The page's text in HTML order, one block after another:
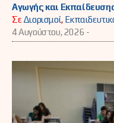
Αγωγής και
ΣεΔιορισμοί,
4 Αυγούστου, 2026 -